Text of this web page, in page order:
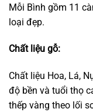
Mỗi Bình gồm 11
loại đẹp.
Chất liệu gỗ:
Chất liệu Hoa, Lá,
độ bền và tuổi thọ
thếp vàng theo lối